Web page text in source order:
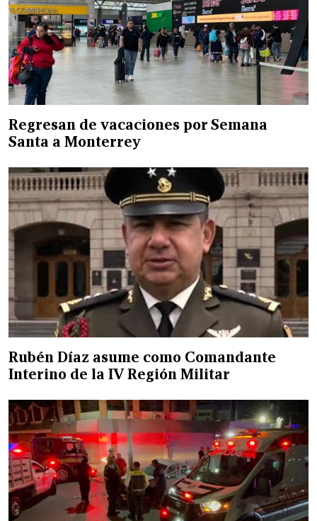
Regresan de vacaciones por Semana
Santa a Monterrey
Rubén Díaz asume como Comandante
Interino de la IV Región Militar